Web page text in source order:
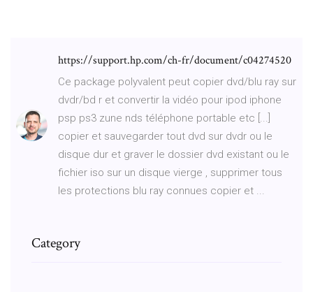
https://support.hp.com/ch-fr/document/c04274520
Ce package polyvalent peut copier dvd/blu ray sur
dvdr/bd r et convertir la vidéo pour ipod iphone
psp ps3 zune nds téléphone portable etc [...]
copier et sauvegarder tout dvd sur dvdr ou le
disque dur et graver le dossier dvd existant ou le
fichier iso sur un disque vierge , supprimer tous
les protections blu ray connues copier et ...
Category